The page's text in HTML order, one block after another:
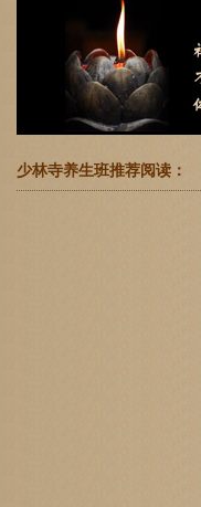
少林寺养生班推荐阅读：